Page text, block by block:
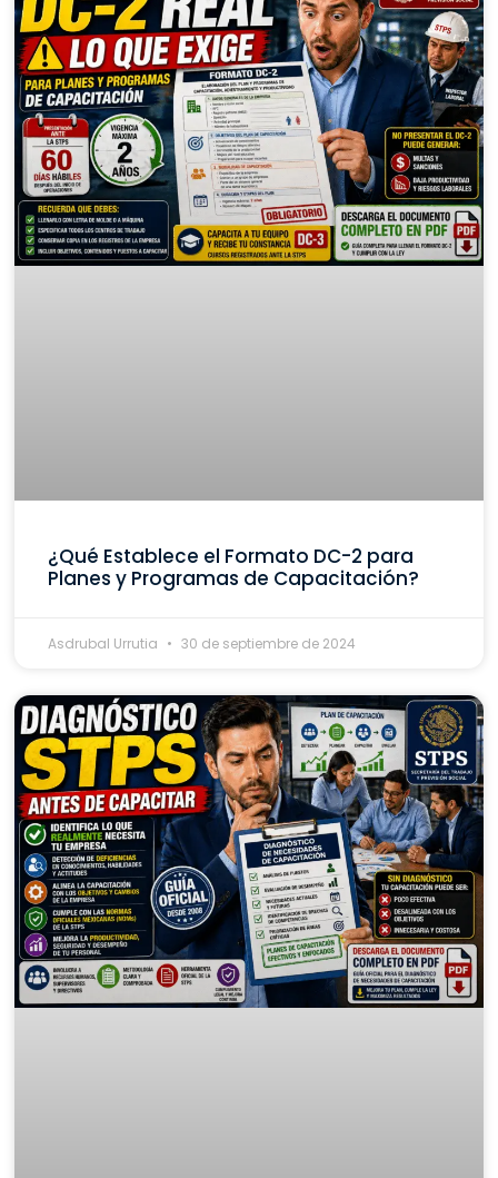
¿Qué Establece el Formato DC-2 para
Planes y Programas de Capacitación?
Asdrubal Urrutia 30 de septiembre de 2024